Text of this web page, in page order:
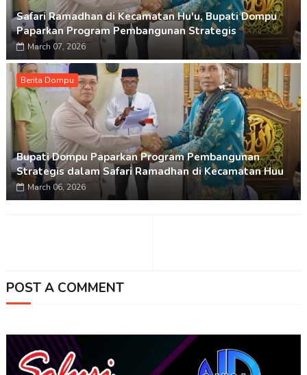
Safari Ramadhan di Kecamatan Hu'u, Bupati Dompu
Paparkan Program Pembangunan Strategis
March 07, 2026
Berita Dompu
Bupati Dompu Paparkan Program Pembangunan
Strategis dalam Safari Ramadhan di Kecamatan Huu
March 06, 2026
POST A COMMENT